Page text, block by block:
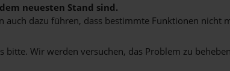
neuesten Stand sind.
dazu führen, dass bestimmte Funktionen nicht
Wir werden versuchen, das Problem zu